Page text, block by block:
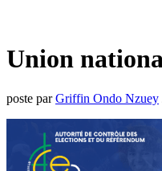
Union
poste parGriffin Ondo Nzuey